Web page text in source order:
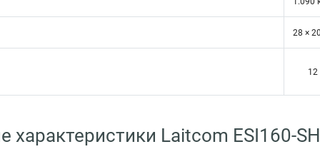
28 ×
12
характеристики Laitcom ESI160-